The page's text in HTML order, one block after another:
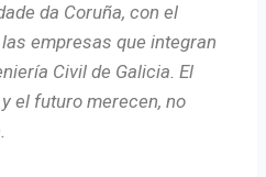
da Coruña, con el
empresas que integran
Civil de Galicia. El
el futuro merecen, no